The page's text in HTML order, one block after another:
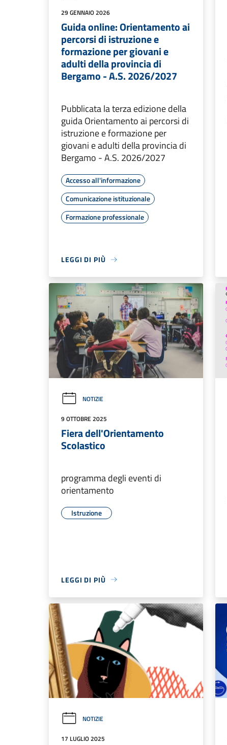
29 GENNAIO 2026
Guida online: Orientamento ai
percorsi di istruzione e
formazione per giovani e
adulti della provincia di
Bergamo - A.S. 2026/2027
Pubblicata la terza edizione della
guida Orientamento ai percorsi di
istruzione e formazione per
giovani e adulti della provincia di
Bergamo - A.S. 2026/2027
Accesso all'informazione
Comunicazione istituzionale
Formazione professionale
LEGGI DI PIÙ
NOTIZIE
9 OTTOBRE 2025
Fiera dell'Orientamento
Scolastico
programma degli eventi di
orientamento
Istruzione
LEGGI DI PIÙ
NOTIZIE
17 LUGLIO 2025